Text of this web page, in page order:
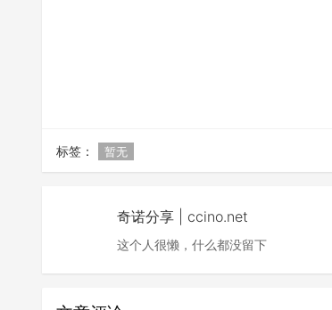
标签： 暂无
奇诺分享 | ccino.net
这个人很懒，什么都没留下